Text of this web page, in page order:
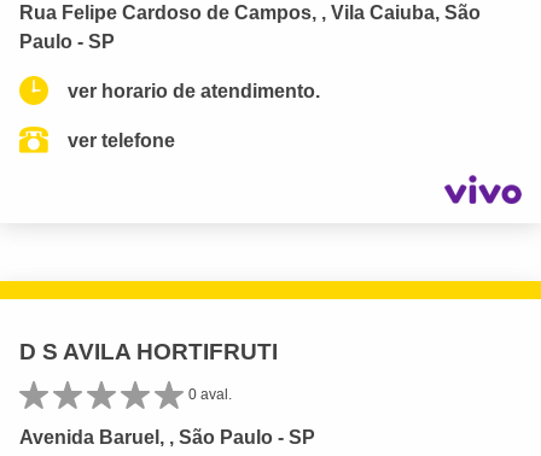
Rua Felipe Cardoso de Campos, , Vila Caiuba, São
Paulo - SP
ver horario de atendimento.
ver telefone
D S AVILA HORTIFRUTI
0 aval.
Avenida Baruel, , São Paulo - SP